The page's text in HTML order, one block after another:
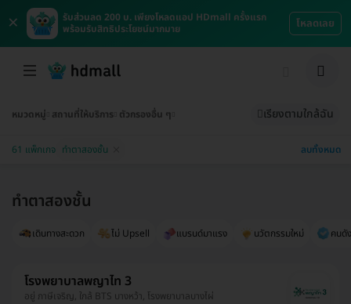
×
รับส่วนลด 200 บ. เพียงโหลดแอป HDmall ครั้งแรก
พร้อมรับสิทธิประโยชน์มากมาย
โหลดเลย
หมวดหมู่ สถานที่ให้บริการ ตัวกรองอื่น ๆ เรียงตามใกล้ฉัน
61 แพ็กเกจ ทำตาสองชั้น ลบทั้งหมด
เดินทางสะดวก ไม่ Upsell แบรนด์มาแรง นวัตกรรมใหม่ คนดั
ทำตาสองชั้น
โรงพยาบาลพญาไท 3
อยู่ ภาษีเจริญ, ใกล้ BTS บางหว้า, โรงพยาบาลบางไผ่